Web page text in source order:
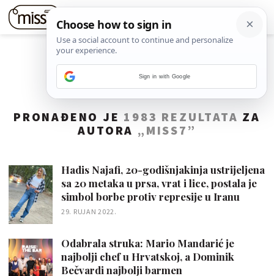
PRONAĐENO JE 1983 REZULTATA ZA
AUTORA „MISS7”
Hadis Najafi, 20-godišnjakinja ustrijeljena
sa 20 metaka u prsa, vrat i lice, postala je
simbol borbe protiv represije u Iranu
29. RUJAN 2022.
Odabrala struka: Mario Mandarić je
najbolji chef u Hrvatskoj, a Dominik
Bečvardi najbolji barmen
Sign in with Google